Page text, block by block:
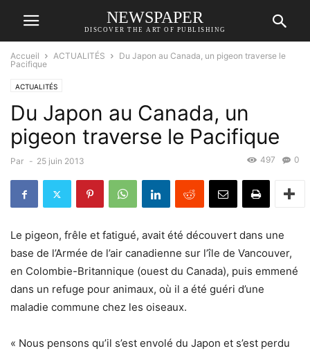
NEWSPAPER
DISCOVER THE ART OF PUBLISHING
Accueil ACTUALITÉS
Du Japon au Canada, un pigeon traverse le
Pacifique
ACTUALITÉS
Du Japon au Canada, un
pigeon traverse le Pacifique
Par - 25 juin 2013 0
497
Le pigeon, frêle et fatigué, avait été découvert dans une
base de l’Armée de l’air canadienne sur l’île de Vancouver,
en Colombie-Britannique (ouest du Canada), puis emmené
dans un refuge pour animaux, où il a été guéri d’une
maladie commune chez les oiseaux.
« Nous pensons qu’il s’est envolé du Japon et s’est perdu